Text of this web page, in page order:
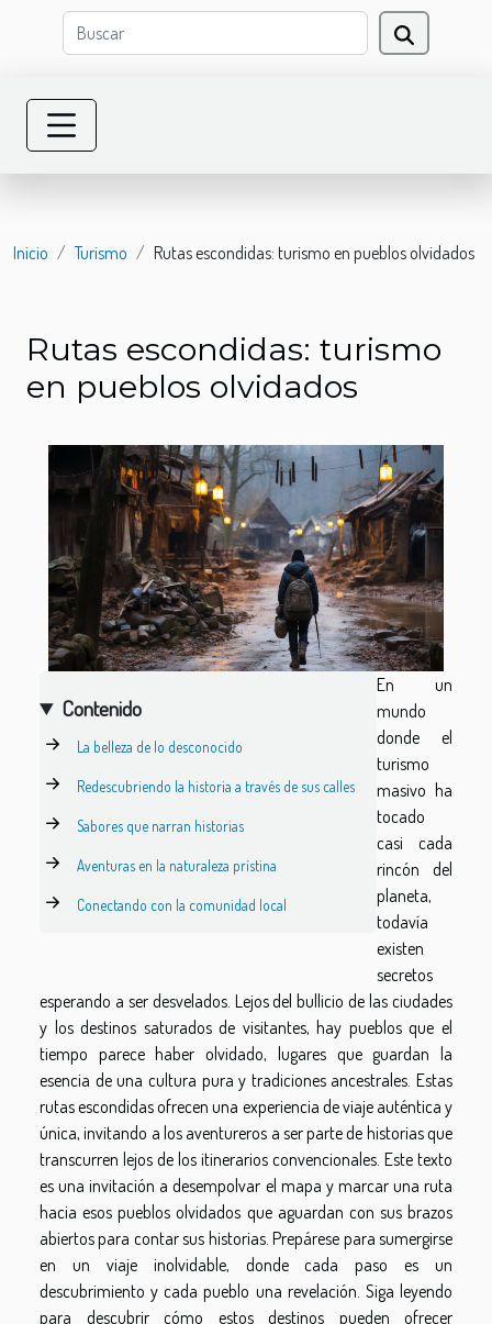
Inicio Turismo Rutas escondidas: turismo en pueblos olvidados
Rutas escondidas: turismo
en pueblos olvidados
Contenido
La belleza de lo desconocido
Redescubriendo la historia a través de sus calles
Sabores que narran historias
Aventuras en la naturaleza prístina
Conectando con la comunidad local
En un
mundo
donde el
turismo
masivo ha
tocado
casi cada
rincón del
planeta,
todavía
existen
secretos
esperando a ser desvelados. Lejos del bullicio de las ciudades
y los destinos saturados de visitantes, hay pueblos que el
tiempo parece haber olvidado, lugares que guardan la
esencia de una cultura pura y tradiciones ancestrales. Estas
rutas escondidas ofrecen una experiencia de viaje auténtica y
única, invitando a los aventureros a ser parte de historias que
transcurren lejos de los itinerarios convencionales. Este texto
es una invitación a desempolvar el mapa y marcar una ruta
hacia esos pueblos olvidados que aguardan con sus brazos
abiertos para contar sus historias. Prepárese para sumergirse
en un viaje inolvidable, donde cada paso es un
descubrimiento y cada pueblo una revelación. Siga leyendo
para descubrir cómo estos destinos pueden ofrecer